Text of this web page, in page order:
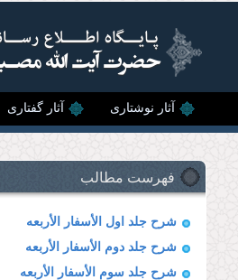
آثار نوشتاری آثار گفتاری
فهرست مطالب
شرح جلد اول الأسفار الأربعه
شرح جلد دوم الأسفار الأربعه
شرح جلد سوم الأسفار الأربعه